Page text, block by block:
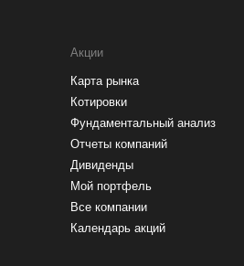
Акции
Карта рынка
Котировки
Фундаментальный анализ
Отчеты компаний
Дивиденды
Мой портфель
Все компании
Календарь акций